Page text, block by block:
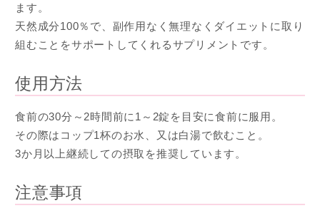
ます。
天然成分100％で、副作用なく無理なくダイエットに取り
組むことをサポートしてくれるサプリメントです。
使用方法
食前の30分～2時間前に1～2錠を目安に食前に服用。
その際はコップ1杯のお水、又は白湯で飲むこと。
3か月以上継続しての摂取を推奨しています。
注意事項